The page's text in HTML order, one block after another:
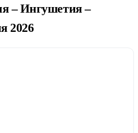
– Ингушетия –
2026